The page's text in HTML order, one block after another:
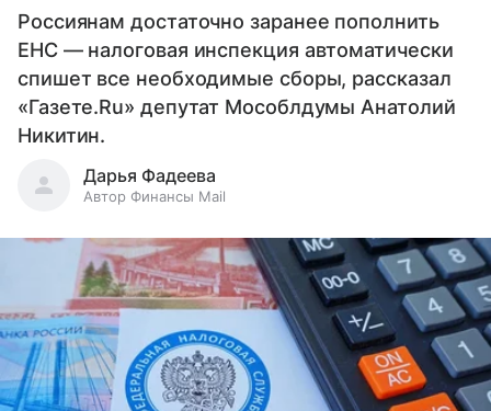
Россиянам достаточно заранее пополнить
ЕНС — налоговая инспекция автоматически
спишет все необходимые сборы, рассказал
«Газете.Ru» депутат Мособлдумы Анатолий
Никитин.
Дарья Фадеева
Автор Финансы Mail